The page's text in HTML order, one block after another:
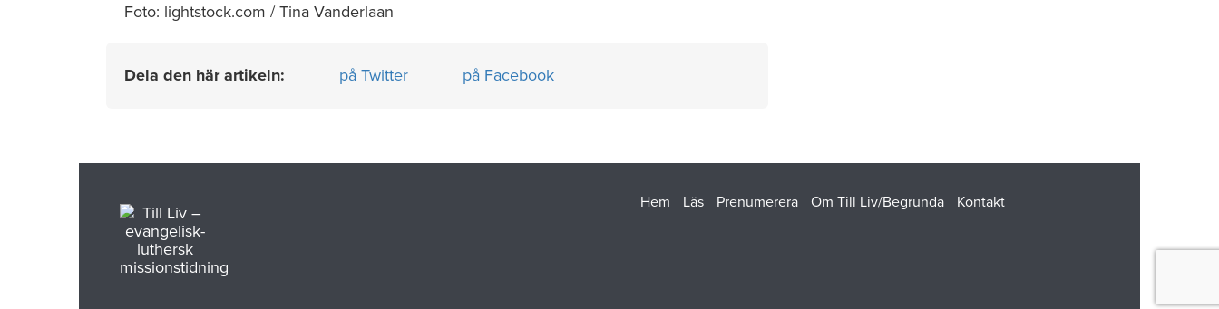
Foto: lightstock.com / Tina Vanderlaan
Dela den här artikeln: på Twitter på Facebook
Hem Läs Prenumerera Om Till Liv/Begrunda Kontakt